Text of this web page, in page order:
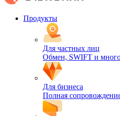
Продукты
Для частных лиц
Обмен, SWIFT и
Для бизнеса
Полная